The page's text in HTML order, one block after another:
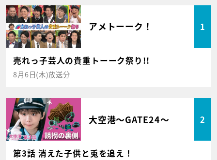
アメトーーク！ 1
売れっ子芸人の貴重トーーク祭り!!
8月6日(木)放送分
大空港～GATE24～ 2
第3話 消えた子供と兎を追え！